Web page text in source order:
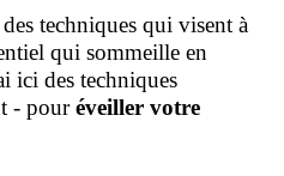
techniques qui visent à
qui sommeille en
ici des techniques
- pouréveiller votre